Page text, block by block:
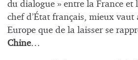
du dialogue » entre la France et
chef d’État français, mieux vaut
Europe que de la laisser se
Chine…